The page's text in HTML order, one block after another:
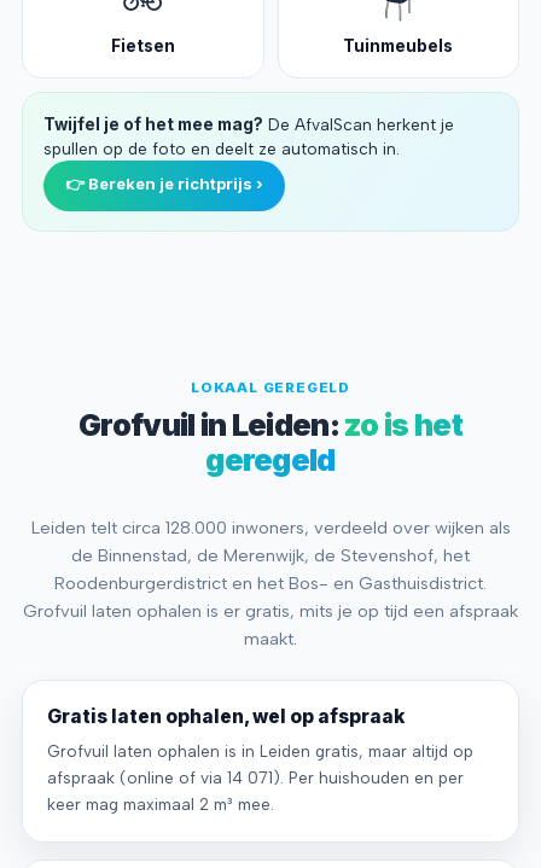
Fietsen Tuinmeubels
Twijfel je of het mee mag? De AfvalScan herkent je
spullen op de foto en deelt ze automatisch in.
👉 Bereken je richtprijs ›
LOKAAL GEREGELD
Grofvuil in Leiden: zo is het
geregeld
Leiden telt circa 128.000 inwoners, verdeeld over wijken als
de Binnenstad, de Merenwijk, de Stevenshof, het
Roodenburgerdistrict en het Bos- en Gasthuisdistrict.
Grofvuil laten ophalen is er gratis, mits je op tijd een afspraak
maakt.
Gratis laten ophalen, wel op afspraak
Grofvuil laten ophalen is in Leiden gratis, maar altijd op
afspraak (online of via 14 071). Per huishouden en per
keer mag maximaal 2 m³ mee.